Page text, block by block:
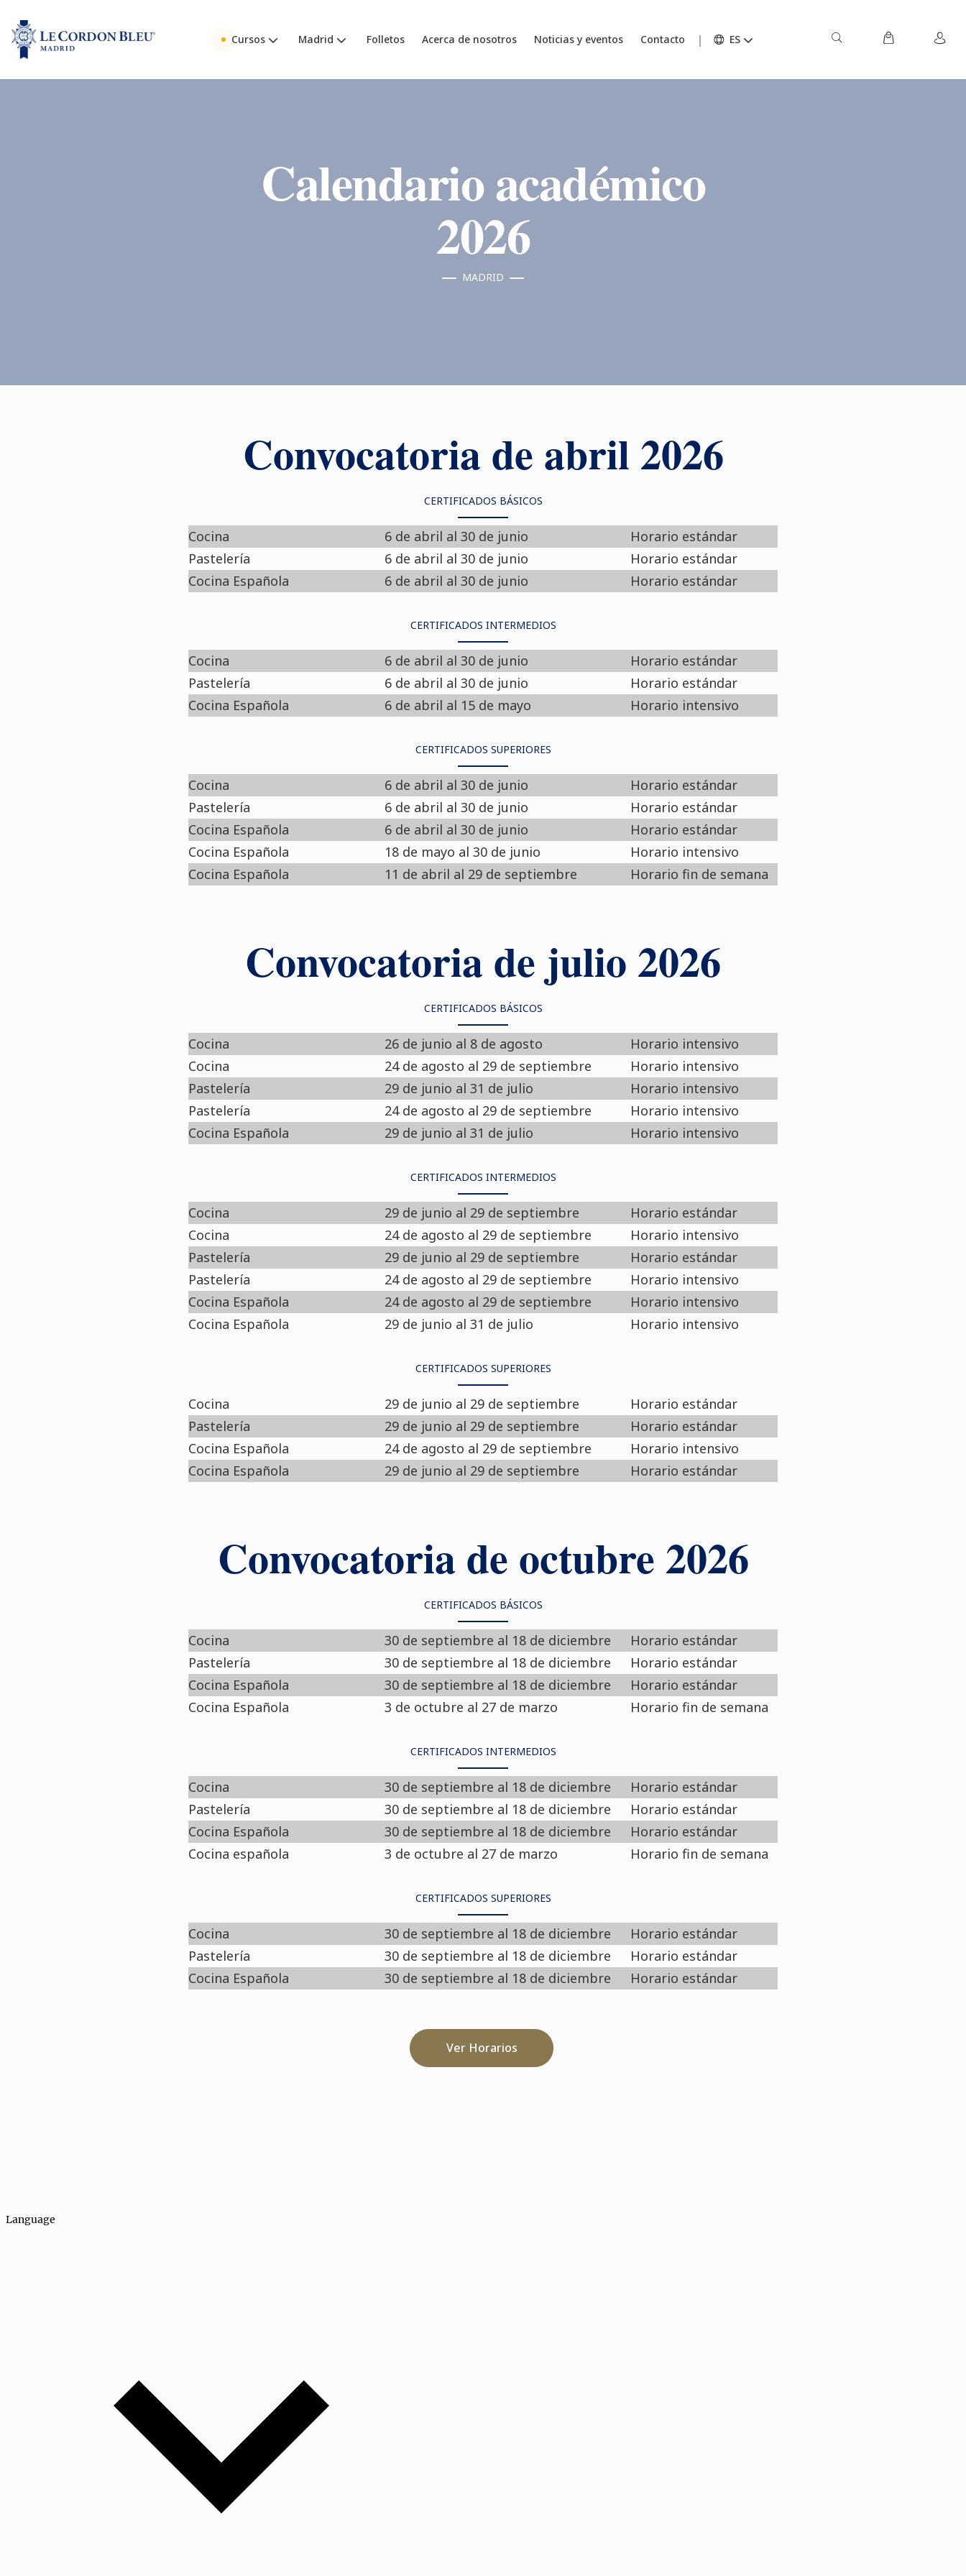
Cursos Madrid Folletos Acerca de nosotros Noticias y eventos Contacto ES
Calendario académico
2026
MADRID
Convocatoria de abril 2026
CERTIFICADOS BÁSICOS
Cocina 6 de abril al 30 de junio
Horario estándar
Pastelería
6 de abril al 30 de junio
Horario estándar
Cocina Española
6 de abril al 30 de junio Horario estándar
CERTIFICADOS INTERMEDIOS
Cocina 6 de abril al 30 de junio
Horario estándar
Pastelería
6 de abril al 30 de junio
Horario estándar
Cocina Española
6 de abril al 15 de mayo Horario intensivo
CERTIFICADOS SUPERIORES
Cocina 6 de abril al 30 de junio
Horario estándar
Pastelería
6 de abril al 30 de junio
Horario estándar
Cocina Española
6 de abril al 30 de junio
Horario estándar
Cocina Española
18 de mayo al 30 de junio
Horario intensivo
Cocina Española
11 de abril al 29 de septiembre Horario fin de semana
Convocatoria de julio 2026
CERTIFICADOS BÁSICOS
Cocina 26 de junio al 8 de agosto
Horario intensivo
Cocina
24 de agosto al 29 de septiembre
Horario intensivo
Pastelería
29 de junio al 31 de julio
Horario intensivo
Pastelería
24 de agosto al 29 de septiembre
Horario intensivo
Cocina Española
29 de junio al 31 de julio Horario intensivo
CERTIFICADOS INTERMEDIOS
Cocina 29 de junio al 29 de septiembre
Horario estándar
Cocina
24 de agosto al 29 de septiembre
Horario intensivo
Pastelería
29 de junio al 29 de septiembre
Horario estándar
Pastelería
24 de agosto al 29 de septiembre
Horario intensivo
Cocina Española
24 de agosto al 29 de septiembre
Horario intensivo
Cocina Española
29 de junio al 31 de julio Horario intensivo
CERTIFICADOS SUPERIORES
Cocina 29 de junio al 29 de septiembre
Horario estándar
Pastelería
29 de junio al 29 de septiembre
Horario estándar
Cocina Española
24 de agosto al 29 de septiembre
Horario intensivo
Cocina Española
29 de junio al 29 de septiembre Horario estándar
Convocatoria de octubre 2026
CERTIFICADOS BÁSICOS
Cocina 30 de septiembre al 18 de diciembre
Horario estándar
Pastelería
30 de septiembre al 18 de diciembre
Horario estándar
Cocina Española
30 de septiembre al 18 de diciembre
Horario estándar
Cocina Española
3 de octubre al 27 de marzo Horario fin de semana
CERTIFICADOS INTERMEDIOS
Cocina 30 de septiembre al 18 de diciembre
Horario estándar
Pastelería
30 de septiembre al 18 de diciembre
Horario estándar
Cocina Española
30 de septiembre al 18 de diciembre
Horario estándar
Cocina española
3 de octubre al 27 de marzo Horario fin de semana
CERTIFICADOS SUPERIORES
Cocina 30 de septiembre al 18 de diciembre
Horario estándar
Pastelería
30 de septiembre al 18 de diciembre
Horario estándar
Cocina Española
30 de septiembre al 18 de diciembre Horario estándar
Ver Horarios